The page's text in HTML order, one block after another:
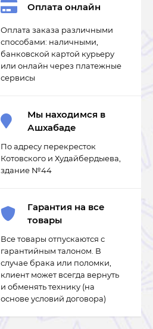
Оплата онлайн
Оплата заказа различными
способами: наличными,
банковской картой курьеру
или онлайн через платежные
сервисы
Мы находимся в
Ашхабаде
По адресу перекресток
Котовского и Худайбердыева,
здание №44
Гарантия на все
товары
Все товары отпускаются с
гарантийным талоном. В
случае брака или поломки,
клиент может всегда вернуть
и обменять технику (на
основе условий договора)